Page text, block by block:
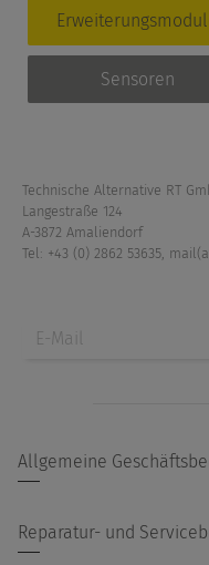
Sensoren
Technische Alternative RT
Langestraße 124
A-3872 Amaliendorf
Tel: +43 (0) 2862 53635,
Allgemeine
Reparatur- und